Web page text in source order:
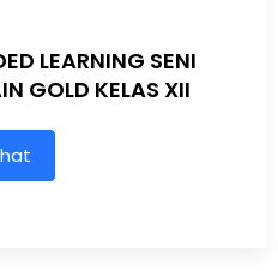
LEARNING SENI
GOLD KELAS XII